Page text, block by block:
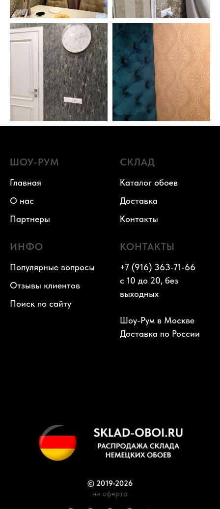
ШОУ-РУМ
Главная
О нас
Партнеры
СКЛАД
Каталог обоев
Доставка
Контакты
ИНФО
Популярные вопросы
Отзывы клиентов
Поиск по сайту
КОНТАКТЫ
+7 (916) 363-71-66
с 10 до 20, без
выходных
Шоу-Рум в Москве
Доставка по России
© 2019-2026
не оферта